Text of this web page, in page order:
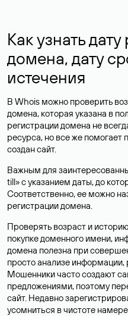
Как узнать
домена, дату
истечения
В Whois можно проверить
домена, которая указана в
регистрации домена не
ресурса, но все же помогает
создан сайт.
Важным для
till» с указанием даты, до
Соответственно, ее можно
регистрации домена.
Проверять возраст и
покупке доменного имени,
домена полезна при
просто анализе
Мошенники часто создают
предложениями, поэтому
сайт. Недавно
усомниться в чистоте